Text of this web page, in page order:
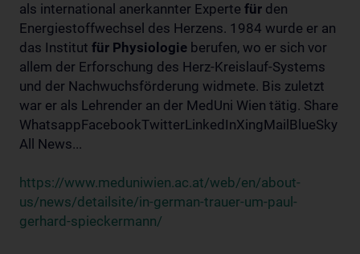
als international anerkannter Experte für den
Energiestoffwechsel des Herzens. 1984 wurde er an
das Institut für Physiologie berufen, wo er sich vor
allem der Erforschung des Herz-Kreislauf-Systems
und der Nachwuchsförderung widmete. Bis zuletzt
war er als Lehrender an der MedUni Wien tätig. Share
WhatsappFacebookTwitterLinkedInXingMailBlueSky
All News...
https://www.meduniwien.ac.at/web/en/about-
us/news/detailsite/in-german-trauer-um-paul-
gerhard-spieckermann/